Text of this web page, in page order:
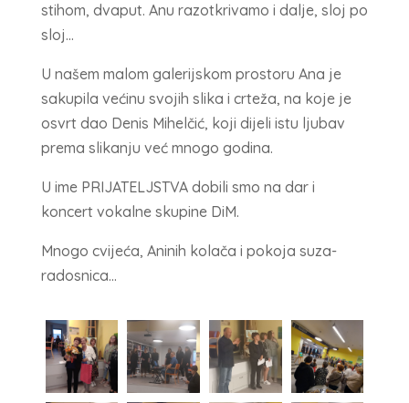
stihom, dvaput. Anu razotkrivamo i dalje, sloj po
sloj…
U našem malom galerijskom prostoru Ana je
sakupila većinu svojih slika i crteža, na koje je
osvrt dao Denis Mihelčić, koji dijeli istu ljubav
prema slikanju već mnogo godina.
U ime PRIJATELJSTVA dobili smo na dar i
koncert vokalne skupine DiM.
Mnogo cvijeća, Aninih kolača i pokoja suza-
radosnica…